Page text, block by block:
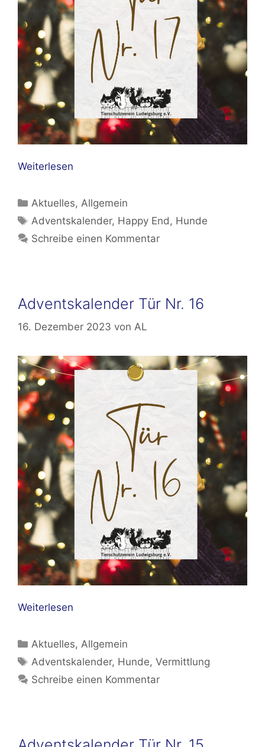
Weiterlesen
Kategorien
Aktuelles,Allgemein
Schlagwörter
Adventskalender, Happy End, Hunde
Schreibe einen Kommentar
Adventskalender Tür Nr. 16
16. Dezember 2023 von AL
Weiterlesen
Kategorien
Aktuelles,Allgemein
Schlagwörter
Adventskalender, Hunde,Vermittlung
Schreibe einen Kommentar